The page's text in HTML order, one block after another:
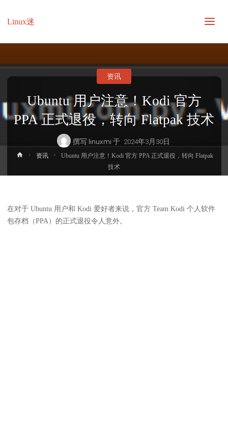
Linux迷
Ubuntu 用户注意！Kodi 官方
PPA 正式退役，转向 Flatpak 技术
撰写 linuxmi 于 2024年3月30日
资讯
首
资讯
Ubuntu 用户注意！Kodi 官方 PPA 正式退役，转向 Flatpak
技术
在对于 Ubuntu 用户和 Kodi 爱好者来说，官方 Team Kodi 个人软件
包存档（PPA）的正式退役令人意外。